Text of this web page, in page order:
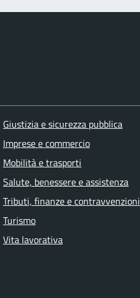
Giustizia e sicurezza pubblica
Imprese e commercio
Mobilità e trasporti
Salute, benessere e assistenza
Tributi, finanze e contravvenzioni
Turismo
Vita lavorativa